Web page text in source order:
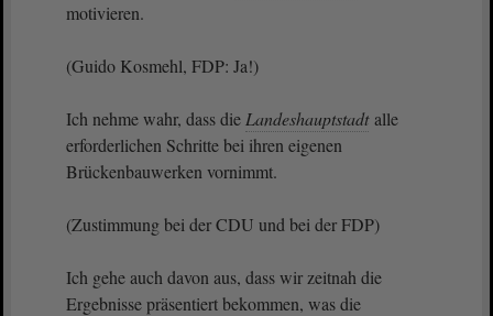
motivieren.
(Guido Kosmehl, FDP: Ja!)
Ich nehme wahr, dass die Landeshauptstadt alle
erforderlichen Schritte bei ihren eigenen
Brückenbauwerken vornimmt.
(Zustimmung bei der CDU und bei der FDP)
Ich gehe auch davon aus, dass wir zeitnah die
Ergebnisse präsentiert bekommen, was die